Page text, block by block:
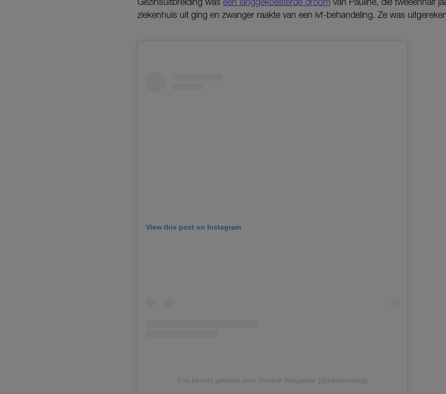
ziekenhuis uit ging en zwanger raakte van een ivf-behandeling. Ze was
View this post on Instagram
Een bericht gedeeld door Pauline Wingelaar (@paulinewing)